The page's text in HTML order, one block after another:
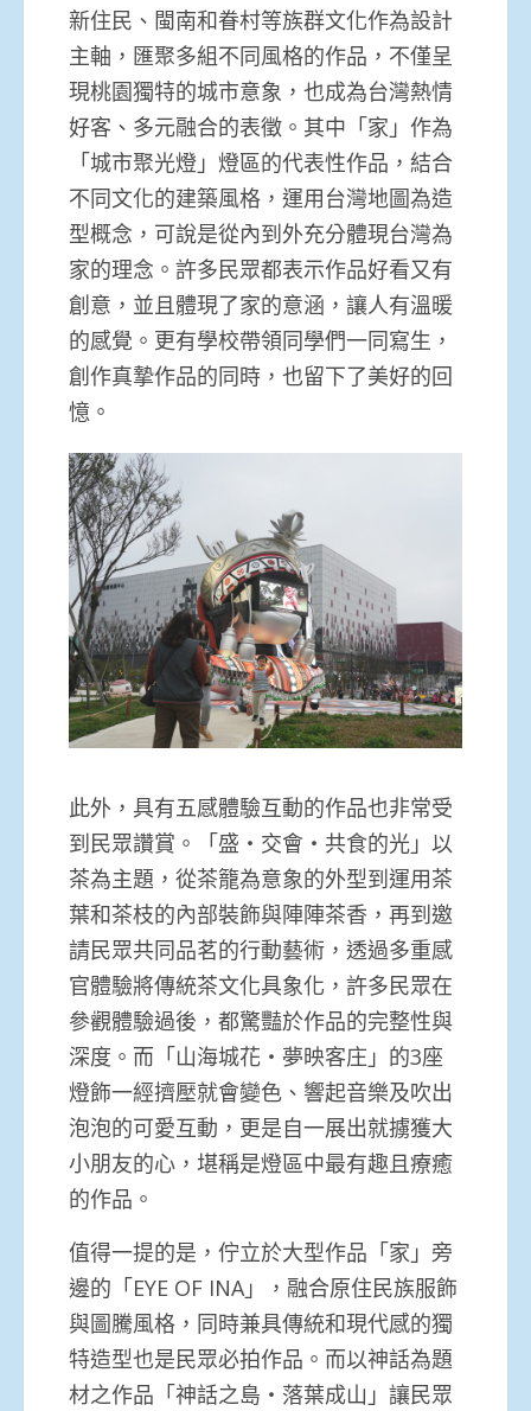
新住民、閩南和眷村等族群文化作為設計
主軸，匯聚多組不同風格的作品，不僅呈
現桃園獨特的城市意象，也成為台灣熱情
好客、多元融合的表徵。其中「家」作為
「城市聚光燈」燈區的代表性作品，結合
不同文化的建築風格，運用台灣地圖為造
型概念，可說是從內到外充分體現台灣為
家的理念。許多民眾都表示作品好看又有
創意，並且體現了家的意涵，讓人有溫暖
的感覺。更有學校帶領同學們一同寫生，
創作真摯作品的同時，也留下了美好的回
憶。
此外，具有五感體驗互動的作品也非常受
到民眾讚賞。「盛‧交會‧共食的光」以
茶為主題，從茶籠為意象的外型到運用茶
葉和茶枝的內部裝飾與陣陣茶香，再到邀
請民眾共同品茗的行動藝術，透過多重感
官體驗將傳統茶文化具象化，許多民眾在
參觀體驗過後，都驚豔於作品的完整性與
深度。而「山海城花‧夢映客庄」的3座
燈飾一經擠壓就會變色、響起音樂及吹出
泡泡的可愛互動，更是自一展出就擄獲大
小朋友的心，堪稱是燈區中最有趣且療癒
的作品。
值得一提的是，佇立於大型作品「家」旁
邊的「EYE OF INA」，融合原住民族服飾
與圖騰風格，同時兼具傳統和現代感的獨
特造型也是民眾必拍作品。而以神話為題
材之作品「神話之島‧落葉成山」讓民眾